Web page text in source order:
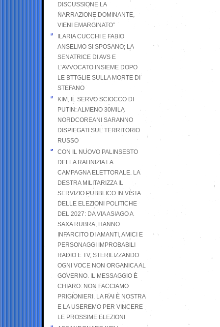
DISCUSSIONE LA
NARRAZIONE DOMINANTE,
VIENI EMARGINATO”
ILARIA CUCCHI E FABIO
ANSELMO SI SPOSANO; LA
SENATRICE DI AVS E
L’AVVOCATO INSIEME DOPO
LE BTTGLIE SULLA MORTE DI
STEFANO
KIM, IL SERVO SCIOCCO DI
PUTIN: ALMENO 30MILA
NORDCOREANI SARANNO
DISPIEGATI SUL TERRITORIO
RUSSO
CON IL NUOVO PALINSESTO
DELLA RAI INIZIA LA
CAMPAGNA ELETTORALE. LA
DESTRA MILITARIZZA IL
SERVIZIO PUBBLICO IN VISTA
DELLE ELEZIONI POLITICHE
DEL 2027: DA VIA ASIAGO A
SAXA RUBRA, HANNO
INFARCITO DI AMANTI, AMICI E
PERSONAGGI IMPROBABILI
RADIO E TV, STERILIZZANDO
OGNI VOCE NON ORGANICA AL
GOVERNO. IL MESSAGGIO È
CHIARO: NON FACCIAMO
PRIGIONIERI. LA RAI È NOSTRA
E LA USEREMO PER VINCERE
LE PROSSIME ELEZIONI